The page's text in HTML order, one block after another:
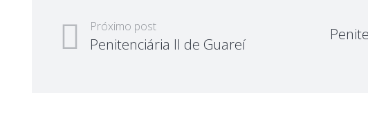
Próximo post
Penitenciária II de Guareí